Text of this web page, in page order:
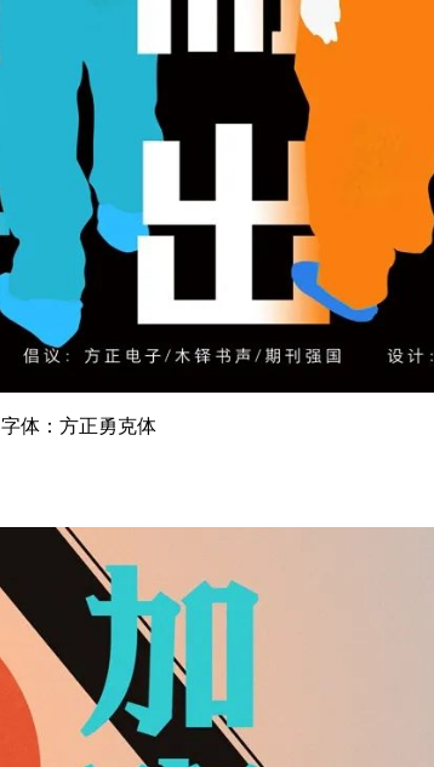
字体：方正勇克体